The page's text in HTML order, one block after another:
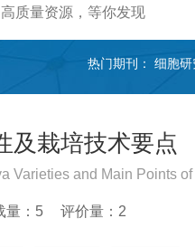
热门期刊： 细胞研
及栽培技术要点
Varieties and Main Points
量：5 评价量：2